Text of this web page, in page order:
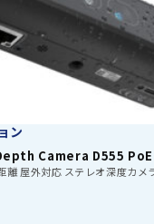
ン
Camera D555 PoE
離 屋外対応 ステレオ深度カメ